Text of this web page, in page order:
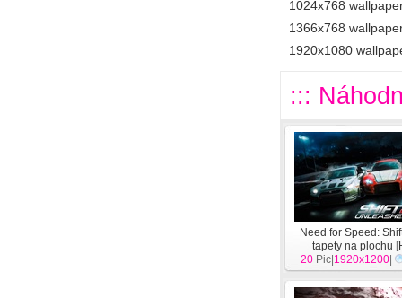
1024x768
1366x768
1920x1080
:::
Need for Speed​​:
tapety na plochu [
20 Pic| 1920x1200